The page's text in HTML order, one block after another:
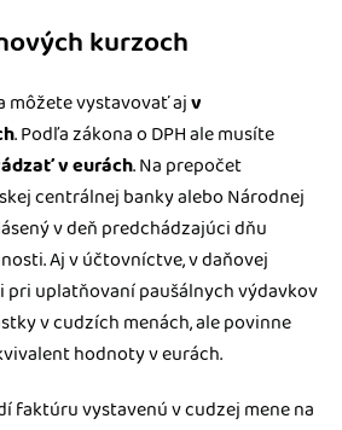
kurzoch
môžete vystavovať ajv
. Podľa zákona o DPH ale musíte
v eurách. Na prepočet
centrálnej banky alebo Národnej
v deň predchádzajúci dňu
Aj v účtovníctve, v daňovej
pri uplatňovaní paušálnych výdavkov
v cudzích menách, ale povinne
hodnoty v eurách.
faktúru vystavenú v cudzej mene na